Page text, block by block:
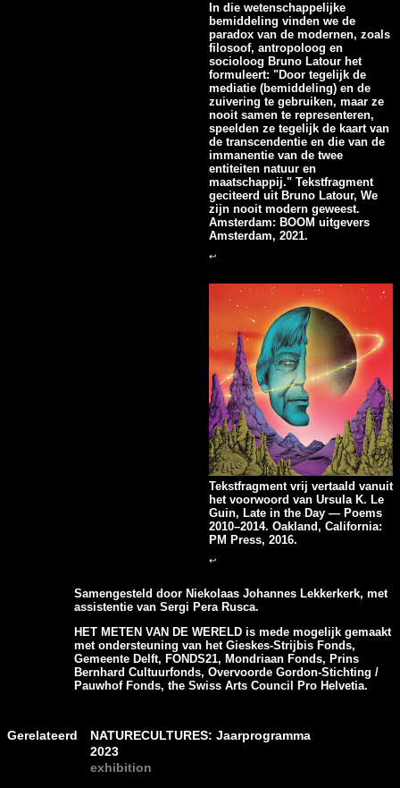
In die wetenschappelijke
bemiddeling vinden we de
paradox van de modernen, zoals
filosoof, antropoloog en
socioloog Bruno Latour het
formuleert: "Door tegelijk de
mediatie (bemiddeling) en de
zuivering te gebruiken, maar ze
nooit samen te representeren,
speelden ze tegelijk de kaart van
de transcendentie en die van de
immanentie van de twee
entiteiten natuur en
maatschappij." Tekstfragment
geciteerd uit Bruno Latour, We
zijn nooit modern geweest.
Amsterdam: BOOM uitgevers
Amsterdam, 2021.
↩
Tekstfragment vrij vertaald vanuit
het voorwoord van Ursula K. Le
Guin, Late in the Day — Poems
2010–2014. Oakland, California:
PM Press, 2016.
↩
Samengesteld door Niekolaas Johannes Lekkerkerk, met
assistentie van Sergi Pera Rusca.
HET METEN VAN DE WERELD is mede mogelijk gemaakt
met ondersteuning van het Gieskes-Strijbis Fonds,
Gemeente Delft, FONDS21, Mondriaan Fonds, Prins
Bernhard Cultuurfonds, Overvoorde Gordon-Stichting /
Pauwhof Fonds, the Swiss Arts Council Pro Helvetia.
Gerelateerd
NATURECULTURES: Jaarprogramma
2023
exhibition